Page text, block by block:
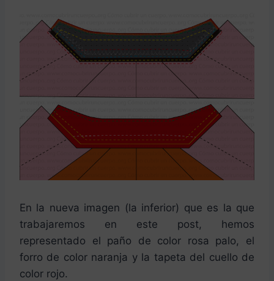
En la nueva imagen (la inferior) que es la que
trabajaremos en este post, hemos
representado el paño de color rosa palo, el
forro de color naranja y la tapeta del cuello de
color rojo.